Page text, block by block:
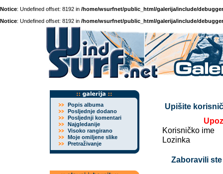
Notice: Undefined offset: 8192 in /home/wsurfnet/public_html/galerija/include/
Notice: Undefined offset: 8192 in /home/wsurfnet/public_html/galerija/include/
Popis albuma
Posljednje dodano
Posljednji komentari
Najgledanije
Visoko rangirano
Moje omiljene slike
Pretraživanje
Upišite
Korisničko ime
Lozinka
Zaboravili